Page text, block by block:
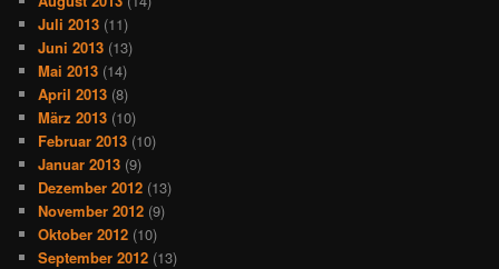
Juli 2013 (11)
Juni 2013 (13)
Mai 2013 (14)
April 2013 (8)
März 2013 (10)
Februar 2013 (10)
Januar 2013 (9)
Dezember 2012 (13)
November 2012 (9)
Oktober 2012 (10)
September 2012 (13)